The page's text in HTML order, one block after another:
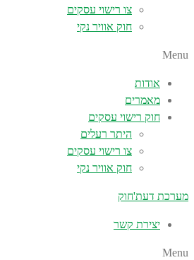
צו רישוי עסקים
חוק אוויר נקי
Menu
אודות
מאמרים
חוק רישוי עסקים
היתר רעלים
צו רישוי עסקים
חוק אוויר נקי
מערכת דעת'חוק
יצירת קשר
Menu